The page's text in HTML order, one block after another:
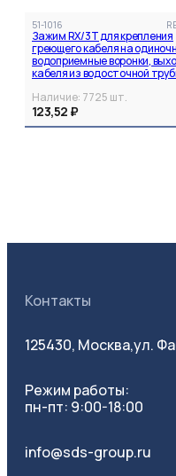
51-1016
Зажим RX/3T для крепления
греющего кабеля на
водоприемные воронки,
кабеля из водосточной
Наличие: 7725 шт.
123,52 ₽
Контакты
125430, Москва,ул.
Режим работы:
пн-пт: 9:00-18:00
info@sds-group.ru